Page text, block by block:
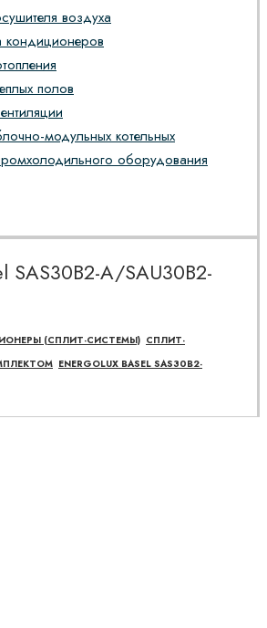
воздуха
кондиционеров
полов
модульных котельных
оборудования
SAS30B2-A/SAU30B2-
(СПЛИТ-СИСТЕМЫ) СПЛИТ-
ENERGOLUX BASEL SAS30B2-